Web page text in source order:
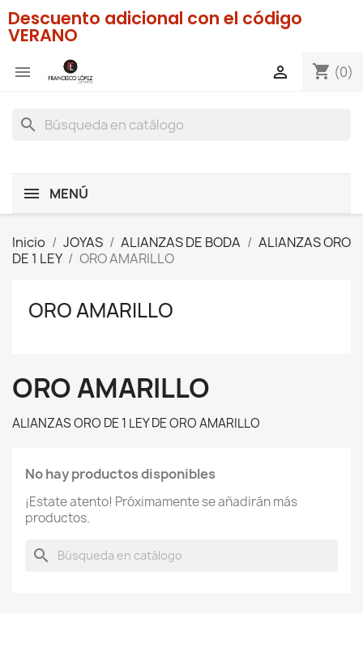
Descuento adicional con el código
VERANO
 shopping_cart (0)

search
MENÚ
Inicio JOYAS ALIANZAS DE BODA
ALIANZAS ORO
DE 1 LEY
ORO AMARILLO
ORO AMARILLO
ORO AMARILLO
ALIANZAS ORO DE 1 LEY DE ORO AMARILLO
No hay productos disponibles
¡Estate atento! Próximamente se añadirán más
productos.
search